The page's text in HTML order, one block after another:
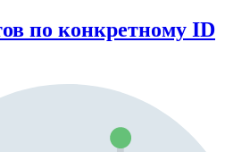
по конкретному ID